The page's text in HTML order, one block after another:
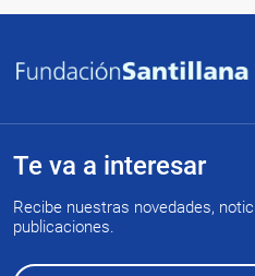
Te va a interesar
Recibe nuestras novedades,
publicaciones.